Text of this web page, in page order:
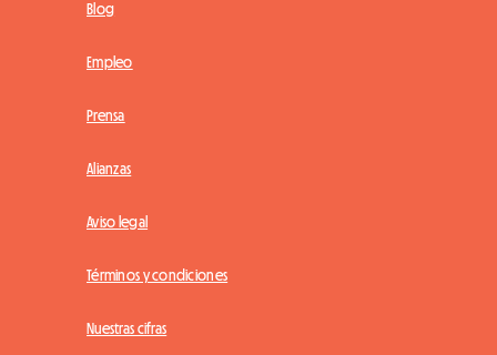
Blog
Empleo
Prensa
Alianzas
Aviso legal
Términos y condiciones
Nuestras cifras